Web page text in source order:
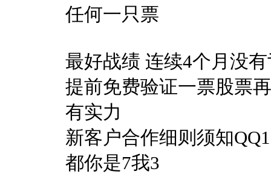
任何一只票
最好战绩 连续4个月没
提前免费验证一票股票
有实力
新客户合作细则须知
都你是7我3